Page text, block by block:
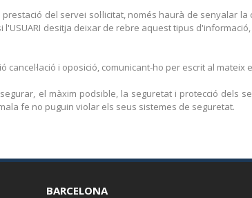
del servei sol·licitat, només haurà de senyalar
desitja deixar de rebre aquest tipus
i oposició, comunicant-ho per escrit al mateix
el màxim podsible, la seguretat i protecció dels
fe no puguin violar els seus sistemes de seguretat.
BARCELONA